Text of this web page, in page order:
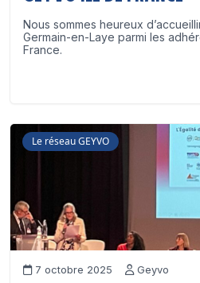
Nous sommes heureux
Germain-en-Laye parmi les
France.
Le réseau GEYVO
7 octobre 2025 Geyvo